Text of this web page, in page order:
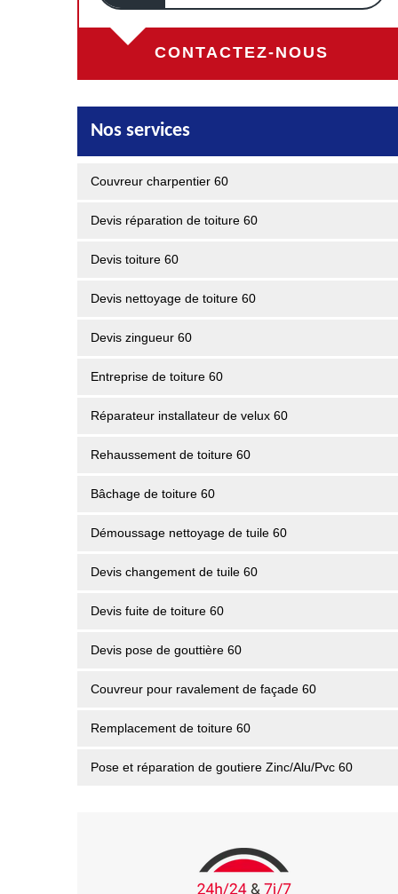
CONTACTEZ-NOUS
Nos services
Couvreur charpentier 60
Devis réparation de toiture 60
Devis toiture 60
Devis nettoyage de toiture 60
Devis zingueur 60
Entreprise de toiture 60
Réparateur installateur de velux 60
Rehaussement de toiture 60
Bâchage de toiture 60
Démoussage nettoyage de tuile 60
Devis changement de tuile 60
Devis fuite de toiture 60
Devis pose de gouttière 60
Couvreur pour ravalement de façade 60
Remplacement de toiture 60
Pose et réparation de goutiere Zinc/Alu/Pvc 60